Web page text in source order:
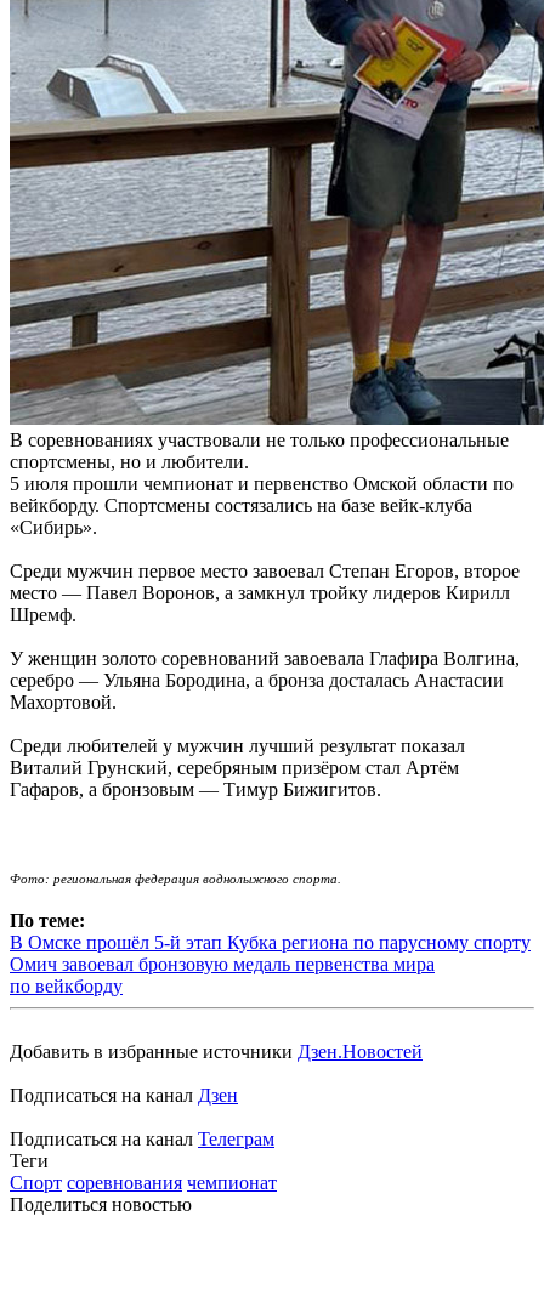
В соревнованиях участвовали не только профессиональные
спортсмены, но и любители.
5 июля прошли чемпионат и первенство Омской области по
вейкборду. Спортсмены состязались на базе вейк-клуба
«Сибирь».
Среди мужчин первое место завоевал Степан Егоров, второе
место — Павел Воронов, а замкнул тройку лидеров Кирилл
Шремф.
У женщин золото соревнований завоевала Глафира Волгина,
серебро — Ульяна Бородина, а бронза досталась Анастасии
Махортовой.
Среди любителей у мужчин лучший результат показал
Виталий Грунский, серебряным призёром стал Артём
Гафаров, а бронзовым — Тимур Бижигитов.
Фото: региональная федерация воднолыжного спорта.
По теме:
В Омске прошёл 5-й этап Кубка региона по парусному спорту
Омич завоевал бронзовую медаль первенства мира
по вейкборду
Добавить в избранные источники Дзен.Новостей
Подписаться на канал Дзен
Подписаться на канал Телеграм
Теги
Спорт соревнования чемпионат
Поделиться новостью